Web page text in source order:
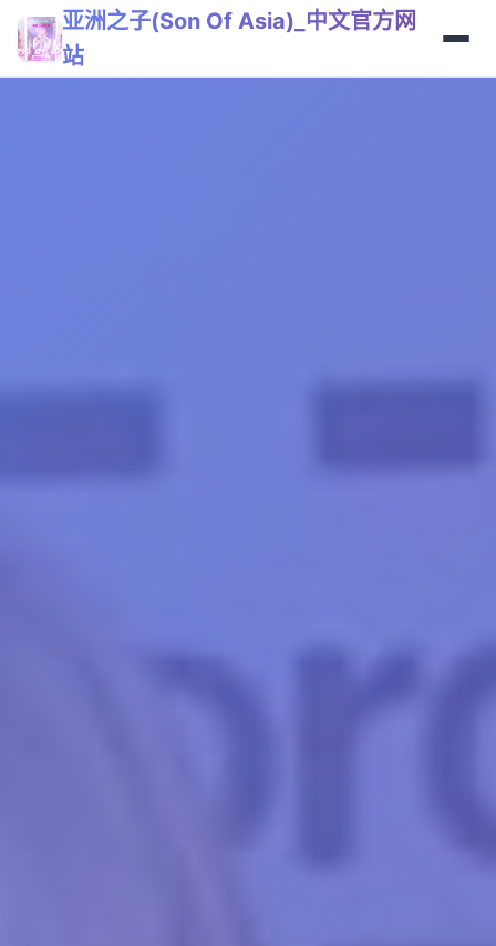
亚洲之子(Son Of Asia)_中文官方网
站